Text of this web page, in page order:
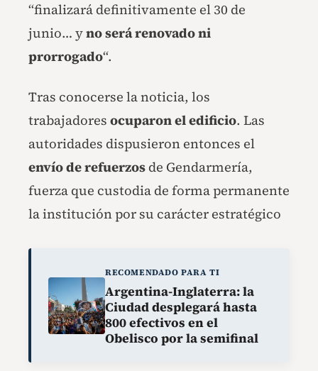
“finalizará definitivamente el 30 de
junio… yno será renovado ni
prorrogado“.
Tras conocerse la noticia, los
trabajadores ocuparon el edificio. Las
autoridades dispusieron entonces el
envío de refuerzos de Gendarmería,
fuerza que custodia de forma permanente
la institución por su carácter estratégico
RECOMENDADO PARA TI
Argentina-Inglaterra: la
Ciudad desplegará hasta
800 efectivos en el
Obelisco por la semifinal